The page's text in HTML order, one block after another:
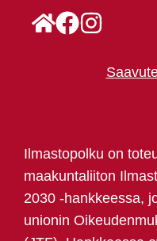
Ilmastopolku on
maakuntaliiton
2030 -hankkeessa,
unionin